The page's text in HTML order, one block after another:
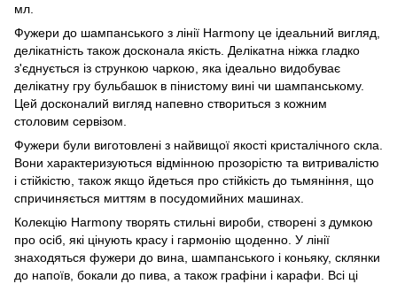
мл.
Фужери до шампанського з лінії Harmony це ідеальний вигляд,
делікатність також досконала якість. Делікатна ніжка гладко
з'єднується із стрункою чаркою, яка ідеально видобуває
делікатну гру бульбашок в пінистому вині чи шампанському.
Цей досконалий вигляд напевно створиться з кожним
столовим сервізом.
Фужери були виготовлені з найвищої якості кристалічного скла.
Вони характеризуються відмінною прозорістю та витривалістю
і стійкістю, також якщо йдеться про стійкість до тьмяніння, що
спричиняється миттям в посудомийних машинах.
Колекцію Harmony творять стильні вироби, створені з думкою
про осіб, які цінують красу і гармонію щоденно. У лінії
знаходяться фужери до вина, шампанського і коньяку, склянки
до напоїв, бокали до пива, а також графiни і карафи. Всі ці